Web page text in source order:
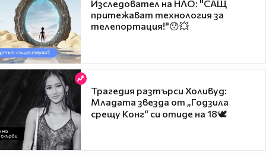
Изследовател на НЛО: "САЩ
притежават технология за
телепортация!"😯💥
Трагедия разтърси Холивуд:
Младата звезда от „Годзила
срещу Конг“ си отиде на 18🕊️